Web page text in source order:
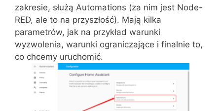
zakresie, służą Automations (za nim jest Node-
RED, ale to na przyszłość). Mają kilka
parametrów, jak na przykład warunki
wyzwolenia, warunki ograniczające i finalnie to,
co chcemy uruchomić.